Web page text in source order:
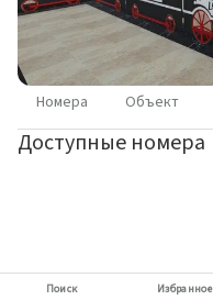
Номера Объект
Доступные номера
Поиск Избранное